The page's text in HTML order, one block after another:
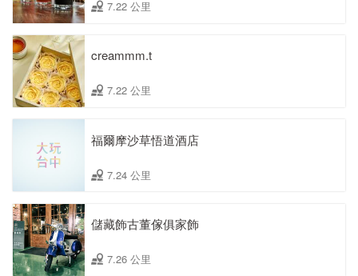
7.22 公里
creammm.t
7.22 公里
福爾摩沙草悟道酒店
7.24 公里
儲藏飾古董傢俱家飾
7.26 公里